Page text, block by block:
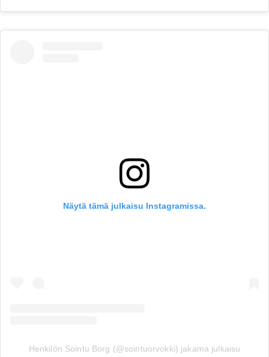
Näytä tämä julkaisu Instagramissa.
Henkilön Sointu Borg (@sointuorvokki) jakama julkaisu